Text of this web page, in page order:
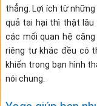
thẳng. Lợi ích từ
quả tai hại thì thật lâu
các mối quan hệ
riêng tư khác đều có
khiến trong bạn hình
nói chung.